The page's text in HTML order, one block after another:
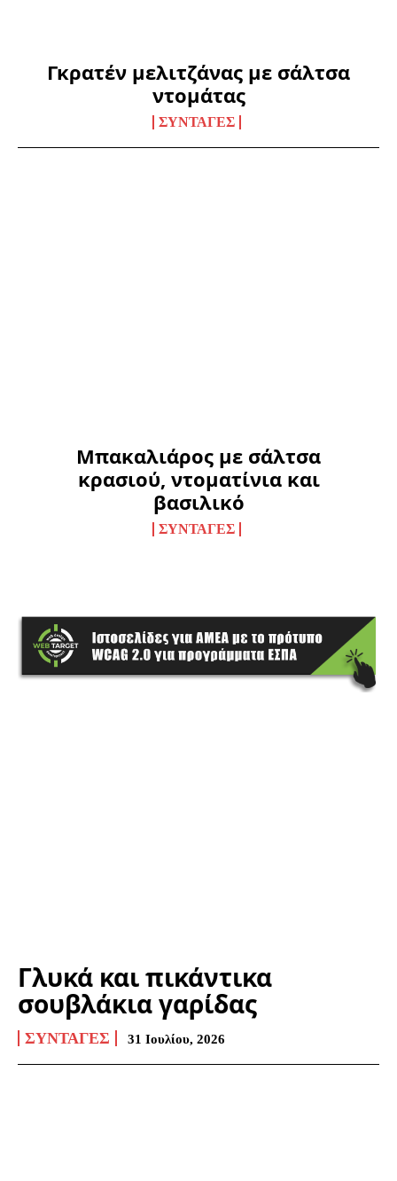
Γκρατέν μελιτζάνας με σάλτσα
ντομάτας
ΣΥΝΤΑΓΈΣ
Μπακαλιάρος με σάλτσα
κρασιού, ντοματίνια και
βασιλικό
ΣΥΝΤΑΓΈΣ
Γλυκά και πικάντικα
σουβλάκια γαρίδας
ΣΥΝΤΑΓΈΣ 31 Ιουλίου, 2026